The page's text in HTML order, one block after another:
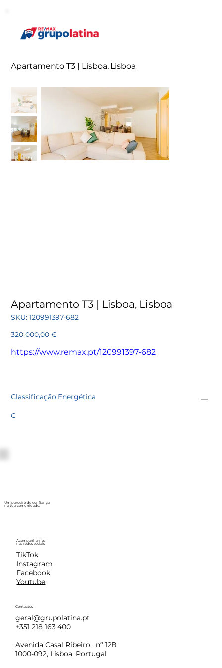
Apartamento T3 | Lisboa, Lisboa
Apartamento T3 | Lisboa, Lisboa
SKU: SKU
120991397-
120991397-682
Preço
320 000,00 €
https://www.remax.pt/120991397-682
Classificação Energética
C
Um parceiro de confiança
na tua comunidade.
Acompanha-nos
nas redes sociais
TikTok
Instagram
Facebook
Youtube
Contactos
geral@grupolatina.pt
+351 218 163 400
Avenida Casal Ribeiro , nº 12B
1000-092, Lisboa, Portugal